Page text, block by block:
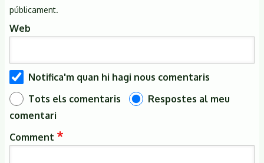
públicament.
Web
Notifica'm quan hi hagi nous comentaris
Tots els comentaris
Respostes al meu
comentari
Comment